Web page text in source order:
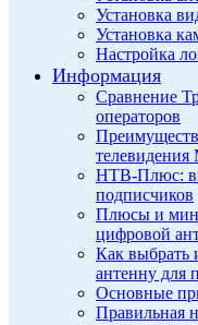
Установка
Установка
Настройка
Информация
Сравнение
операторов
НТВ-Плюс:
подписчиков
Плюсы и
цифровой
Как выбрать
антенну для
Основные
Правильная